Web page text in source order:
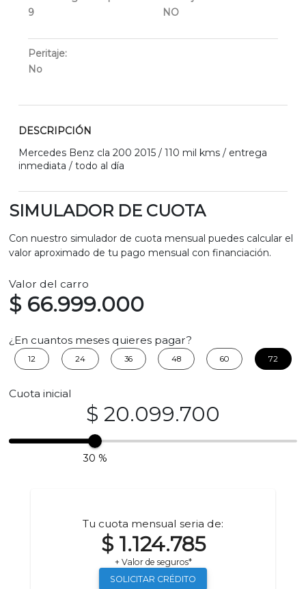
9
NO
Peritaje:
No
DESCRIPCIÓN
Mercedes Benz cla 200 2015 / 110 mil kms / entrega
inmediata / todo al día
SIMULADOR DE CUOTA
Con nuestro simulador de cuota mensual puedes calcular el
valor aproximado de tu pago mensual con financiación.
Valor del carro
$ 66.999.000
¿En cuantos meses quieres pagar?
12 24 36 48 60 72
Cuota inicial
$ 20.099.700
30 %
Tu cuota mensual seria de:
$ 1.124.785
+ Valor de seguros*
SOLICITAR CRÉDITO